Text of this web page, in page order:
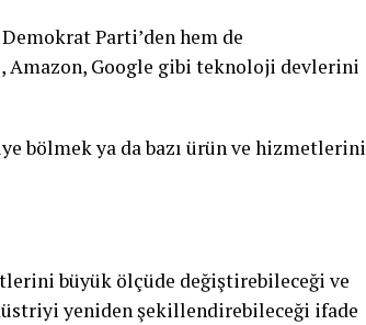
Parti’den hem de
Google gibi teknoloji devlerini
bölmek ya da bazı ürün ve hizmetlerini
büyük ölçüde değiştirebileceği ve
yeniden şekillendirebileceği ifade